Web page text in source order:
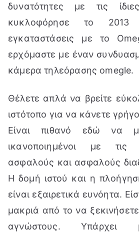
δυνατότητες με τις
κυκλοφόρησε το 2013
εγκαταστάσεις με το
ερχόμαστε με έναν
κάμερα τηλεόρασης omegle.
Θέλετε απλά να βρείτε
ιστότοπο για να κάνετε
Είναι πιθανό εδώ να
ικανοποιημένοι με τις
ασφαλούς και ασφαλούς
Η δομή ιστού και η
είναι εξαιρετικά ευνόητα.
μακριά από το να
αγνώστους. Υπάρχει